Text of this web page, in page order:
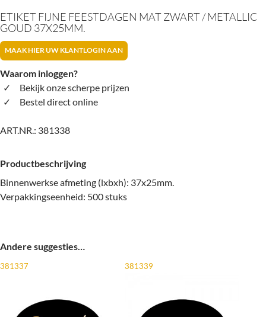
ETIKET FIJNE FEESTDAGEN MAT ZWART / METALLIC
GOUD 37X25MM.
MAAK HIER UW KLANTLOGIN AAN
Waarom inloggen?
Bekijk onze scherpe prijzen
Bestel direct online
ART.NR.: 381338
Productbeschrijving
Binnenwerkse afmeting (lxbxh): 37x25mm.
Verpakkingseenheid: 500 stuks
Andere suggesties…
381337 381339